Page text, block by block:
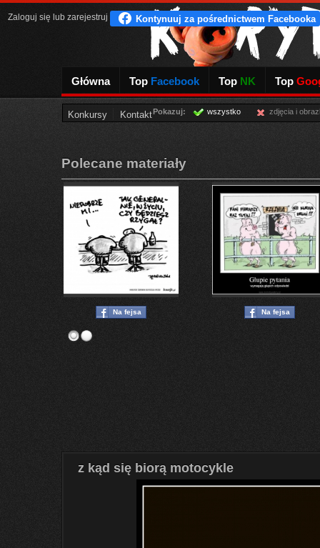
Główna Top Facebook Top NK Top
Konkursy Kontakt
Zaloguj się lub zarejestruj
Pokazuj: wszystko zdjęcia i
Polecane materiały
Na fejsa Na fejsa
z kąd się biorą motocykle